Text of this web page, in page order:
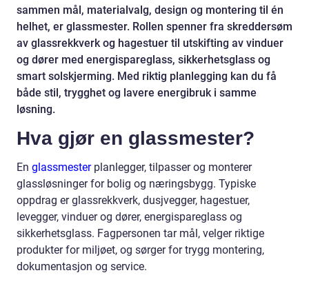
sammen mål, materialvalg, design og montering til én
helhet, er glassmester. Rollen spenner fra skreddersøm
av glassrekkverk og hagestuer til utskifting av vinduer
og dører med energispareglass, sikkerhetsglass og
smart solskjerming. Med riktig planlegging kan du få
både stil, trygghet og lavere energibruk i samme
løsning.
Hva gjør en glassmester?
En glassmesterplanlegger, tilpasser og monterer
glassløsninger for bolig og næringsbygg. Typiske
oppdrag er glassrekkverk, dusjvegger, hagestuer,
levegger, vinduer og dører, energispareglass og
sikkerhetsglass. Fagpersonen tar mål, velger riktige
produkter for miljøet, og sørger for trygg montering,
dokumentasjon og service.